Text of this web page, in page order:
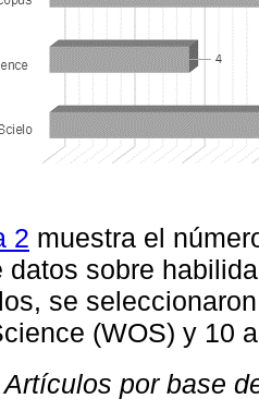
2 muestra el
datos sobre
se
(WOS) y 10
Artículos por base